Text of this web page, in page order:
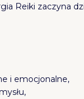
Reiki zaczyna
i emocjonalne,